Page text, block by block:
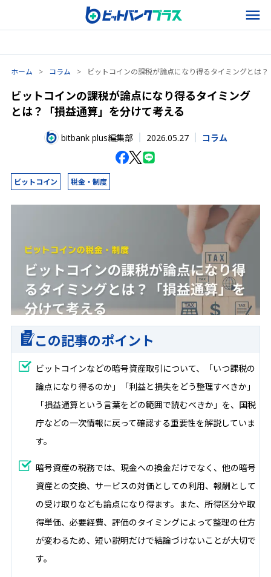
ホーム > コラム > ビットコインの課税が論点になり得るタイミングとは
ビットコインの課税が論点になり得るタイミング
とは？「損益通算」を分けて考える
bitbank plus編集部 2026.05.27 コラム
ビットコイン 税金・制度
この記事のポイント
ビットコインなどの暗号資産取引について、「いつ課税の
論点になり得るのか」「利益と損失をどう整理すべきか」
「損益通算という言葉をどの範囲で読むべきか」を、国税
庁などの一次情報に戻って確認する重要性を解説していま
す。
暗号資産の税務では、現金への換金だけでなく、他の暗号
資産との交換、サービスの対価としての利用、報酬として
の受け取りなども論点になり得ます。また、所得区分や取
得単価、必要経費、評価のタイミングによって整理の仕方
が変わるため、短い説明だけで結論づけないことが大切で
す。